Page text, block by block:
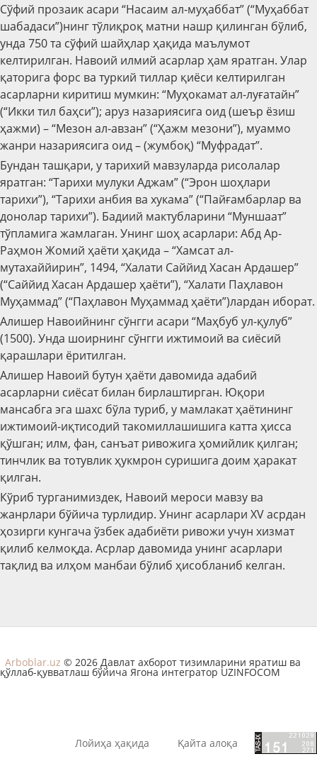
Сўфий прозаик асари “Насаим ал-муҳаббат” (“Муҳаббат
шабадаси”)нинг тўлиқроқ матни нашр қилинган бўлиб,
унда 750 та сўфий шайҳлар ҳақида маълумот
келтирилган. Навоий илмий асарлар ҳам яратган. Улар
қаторига форс ва туркий тиллар қиёси келтирилган
асарларни киритиш мумкин: “Муҳокамат ал-луғатайн”
(“Икки тил баҳси”); аруз назариясига оид (шеър ёзиш
ҳажми) – “Мезон ал-авзан” (“Ҳажм мезони”), муаммо
жанри назариясига оид – (жумбоқ) “Муфрадат”.
Бундан ташқари, у тарихий мавзуларда рисолалар
яратган: “Тарихи мулуки Аджам” (“Эрон шоҳлари
тарихи”), “Тарихи анбия ва хукама” (“Пайғамбарлар ва
донолар тарихи”). Бадиий мактубларини “Муншаат”
тўпламига жамлаган. Унинг шоҳ асарлари: Абд Ар-
Раҳмон Жомий ҳаёти ҳақида – “Хамсат ал-
мутахаййирин”, 1494, “Халати Саййид Хасан Ардашер”
(“Саййид Хасан Ардашер ҳаёти”), “Халати Паҳлавон
Муҳаммад” (“Паҳлавон Муҳаммад ҳаёти”)лардан иборат.
Алишер Навоийнинг сўнгги асари “Маҳбуб ул-қулуб”
(1500). Унда шоирнинг сўнгги ижтимоий ва сиёсий
қарашлари ёритилган.
Алишер Навоий бутун ҳаёти давомида адабий
асарларни сиёсат билан бирлаштирган. Юқори
мансабга эга шахс бўла туриб, у мамлакат ҳаётининг
ижтимоий-иқтисодий такомиллашишига катта ҳисса
қўшган; илм, фан, санъат ривожига ҳомийлик қилган;
тинчлик ва тотувлик ҳукмрон суришига доим ҳаракат
қилган.
Кўриб турганимиздек, Навоий мероси мавзу ва
жанрлари бўйича турлидир. Унинг асарлари ХV асрдан
ҳозирги кунгача ўзбек адабиёти ривожи учун хизмат
қилиб келмоқда. Асрлар давомида унинг асарлари
тақлид ва илҳом манбаи бўлиб ҳисобланиб келган.
Arboblar.uz © 2026 Давлат ахборот тизимларини яратиш ва
қўллаб-қувватлаш бўйича Ягона интегратор UZINFOCOM
Лойиҳа ҳақида Қайта алоқа